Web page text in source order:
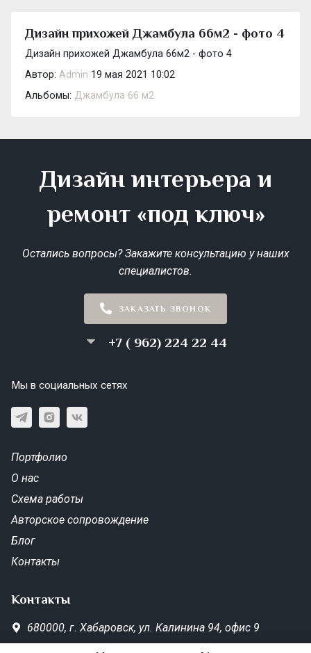
Дизайн прихожей Джамбула 66м2 - фото 4
Дизайн прихожей Джамбула 66м2 - фото 4
Автор: Admin 19 мая 2021 10:02
Альбомы: Джамбула 66 м2
Дизайн интерьера и
ремонт «под ключ»
Остались вопросы? Закажите консультацию у наших
специалистов.
ЗАКАЗАТЬ ЗВОНОК
+7 ( 962) 224 22 44
Мы в социальных сетях
Портфолио
О нас
Схема работы
Авторское сопровождение
Блог
Контакты
Контакты
680000, г. Хабаровск, ул. Калинина 94, офис 9